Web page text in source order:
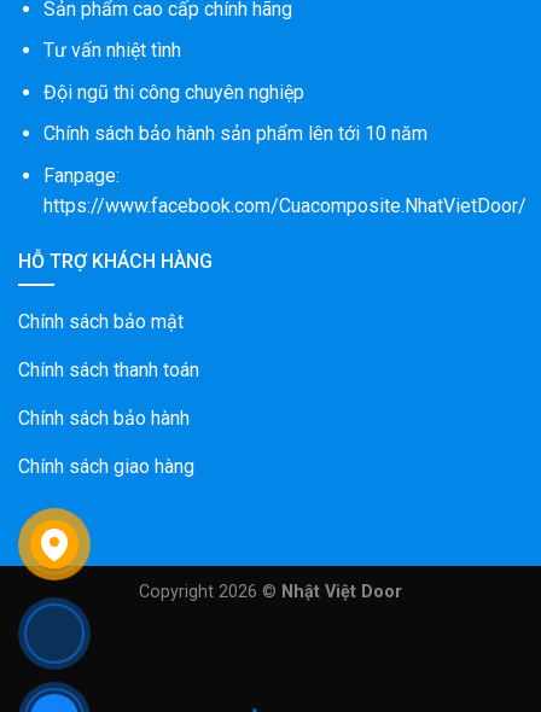
Sản phẩm cao cấp chính hãng
Tư vấn nhiệt tình
Đội ngũ thi công chuyên nghiệp
Chính sách bảo hành sản phẩm lên tới 10 năm
Fanpage:
https://www.facebook.com/Cuacomposite.NhatVietDoor/
HỖ TRỢ KHÁCH HÀNG
Chính sách bảo mật
Chính sách thanh toán
Chính sách bảo hành
Chính sách giao hàng
Copyright 2026 © Nhật Việt Door